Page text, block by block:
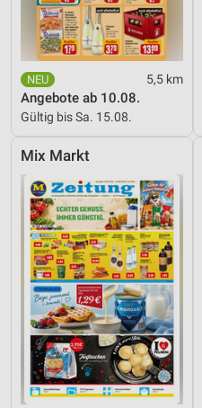
5,5 km
Angebote ab 10.08.
Gültig bis Sa. 15.08.
Mix Markt